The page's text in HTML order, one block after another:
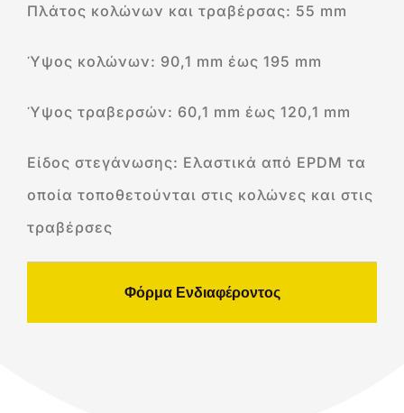
Πλάτος κολώνων και τραβέρσας: 55 mm
Ύψος κολώνων: 90,1 mm έως 195 mm
Ύψος τραβερσών: 60,1 mm έως 120,1 mm
Είδος στεγάνωσης: Ελαστικά από EPDM τα
οποία τοποθετούνται στις κολώνες και στις
τραβέρσες
Φόρμα Ενδιαφέροντος